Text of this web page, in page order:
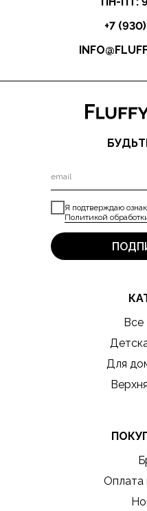
+7
Для
Оплата
Я подтверждаю
Политикой
Все